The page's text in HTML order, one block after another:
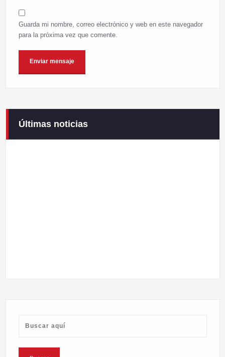
Guarda mi nombre, correo electrónico y web en este navegador
para la próxima vez que comente.
Últimas noticias
Este 11 de octubre, celebramos la IX Feria del Llibru de
Cabreira